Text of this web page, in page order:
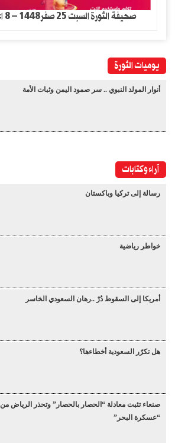
صحيفة الثورة السبت 25 صفر1448 – 8 اغسطس 2026
يوميات الثورة
أنوار المولد النبوي .. سر صمود اليمن وثبات الأمة
آراء وكتابات
رسالة إلى تركيا وباكستان
خواطر رياضية
أمريكا إلى السقوط دُرْ ..رهان السعودي الخاسر
هل تكرّر السعودية أخطاءها؟
صنعاء تثبت معادلة “الحصار بالحصار” وتحذر الرياض من
“عسكرة البحر”